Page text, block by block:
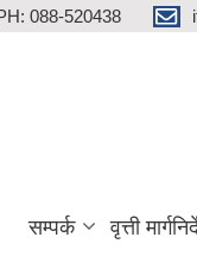
088-520438
सम्पर्क वृत्ती